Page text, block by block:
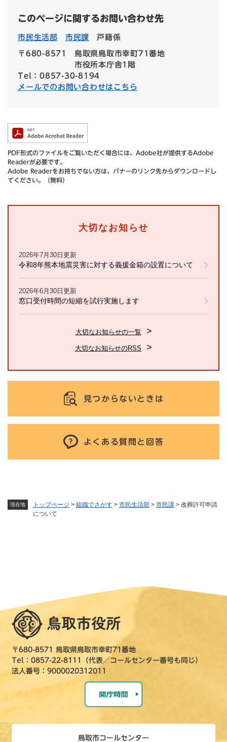
現在地 トップページ > 組織でさがす > 市民生活部 > 市民課 > 改葬許可申請
について
このページに関するお問い合わせ先
市民生活部 市民課 戸籍係
〒680-8571
鳥取県鳥取市幸町71番地
市役所本庁舎1階
Tel：0857-30-8194
メールでのお問い合わせはこちら
PDF形式のファイルをご覧いただく場合には、Adobe社が提供するAdobe
Readerが必要です。
Adobe Readerをお持ちでない方は、バナーのリンク先からダウンロードし
てください。（無料）
大切なお知らせ
2026年7月30日更新
令和8年熊本地震災害に対する義援金箱の設置について
2026年6月30日更新
窓口受付時間の短縮を試行実施します
大切なお知らせの一覧
大切なお知らせのRSS
見つからないときは
よくある質問と回答
〒680-8571 鳥取県鳥取市幸町71番地
Tel：0857-22-8111（代表／コールセンター番号も同じ）
法人番号：9000020312011
鳥取市コールセンター